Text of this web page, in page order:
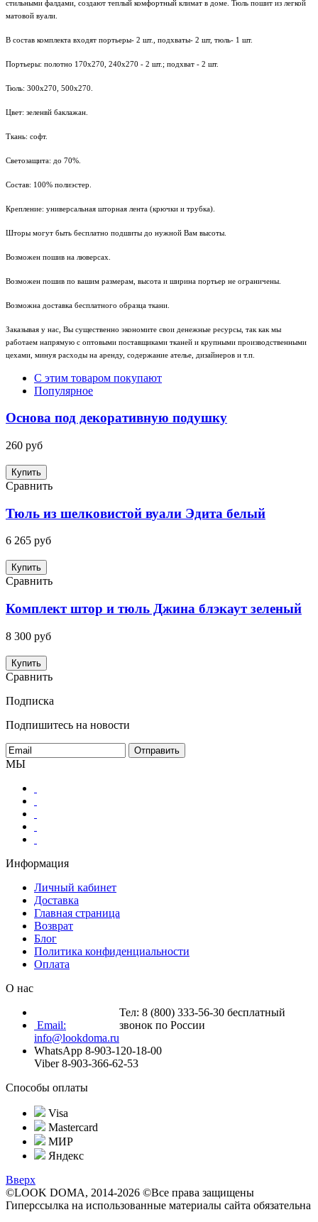
стильными фалдами, создают теплый комфортный климат в доме. Тюль пошит из легкой
матовой вуали.
В состав комплекта входят портьеры- 2 шт., подхваты- 2 шт, тюль- 1 шт.
Портьеры: полотно 170х270, 240х270 - 2 шт.; подхват - 2 шт.
Тюль: 300х270, 500х270.
Цвет: зеленвй баклажан.
Ткань: софт.
Светозащита: до 70%.
Состав: 100% полиэстер.
Крепление: универсальная шторная лента (крючки и трубка).
Шторы могут быть бесплатно подшиты до нужной Вам высоты.
Возможен пошив на люверсах.
Возможен пошив по вашим размерам, высота и ширина портьер не ограничены.
Возможна доставка бесплатного образца ткани.
Заказывая у нас, Вы существенно экономите свои денежные ресурсы, так как мы
работаем напрямую с оптовыми поставщиками тканей и крупными производственными
цехами, минуя расходы на аренду, содержание ателье, дизайнеров и т.п.
С этим товаром покупают
Популярное
Основа под декоративную подушку
260 руб
Купить
Сравнить
Тюль из шелковистой вуали Эдита белый
6 265 руб
Купить
Сравнить
Комплект штор и тюль Джина блэкаут зеленый
8 300 руб
Купить
Сравнить
Подписка
Подпишитесь на новости
МЫ
Информация
Личный кабинет
Доставка
Главная страница
Возврат
Блог
Политика конфиденциальности
Оплата
О нас
Тел: 8 (800) 333-56-30 бесплатный
звонок по России
Email:
info@lookdoma.ru
WhatsApp 8-903-120-18-00
Viber 8-903-366-62-53
Способы оплаты
Visa
Mastercard
МИР
Яндекс
Вверх
©LOOK DOMA, 2014-2026 ©Все права защищены
Гиперссылка на использованные материалы сайта обязательна